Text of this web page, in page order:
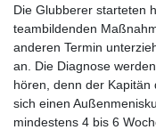
Die Glubberer starteten
teambildenden
anderen Termin
an. Die Diagnose
hören, denn der Kapitän
sich einen
mindestens 4 bis 6